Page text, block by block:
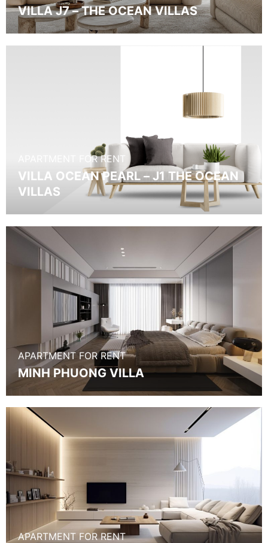
VILLA J7 – THE OCEAN VILLAS
APARTMENT FOR RENT
VILLA OCEAN PEARL – J1 THE OCEAN
VILLAS
APARTMENT FOR RENT
MINH PHUONG VILLA
APARTMENT FOR RENT